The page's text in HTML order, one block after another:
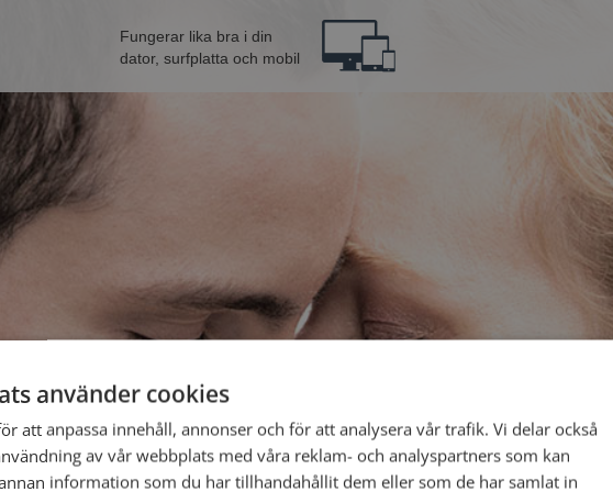
Fungerar lika bra i din
dator, surfplatta och mobil
Arboga Bli medlem utan
Jag är en: Man
använder cookies
att anpassa innehåll, annonser och för att analysera vår trafik. Vi delar också
av vår webbplats med våra reklam- och analyspartners som kan
information som du har tillhandahållit dem eller som de har samlat in